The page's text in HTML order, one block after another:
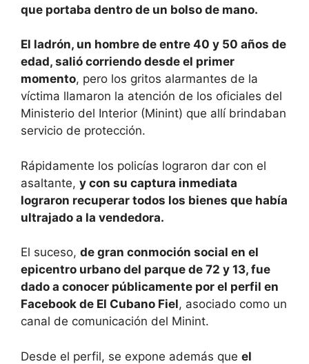
que portaba dentro de un bolso de mano.
El ladrón, un hombre de entre 40 y 50 años de
edad, salió corriendo desde el primer
momento, pero los gritos alarmantes de la
víctima llamaron la atención de los oficiales del
Ministerio del Interior (Minint) que allí brindaban
servicio de protección.
Rápidamente los policías lograron dar con el
asaltante, y con su captura inmediata
lograron recuperar todos los bienes que había
ultrajado a la vendedora.
El suceso, de gran conmoción social en el
epicentro urbano del parque de 72 y 13, fue
dado a conocer públicamente por el perfil en
Facebook de El Cubano Fiel, asociado como un
canal de comunicación del Minint.
Desde el perfil, se expone además que el